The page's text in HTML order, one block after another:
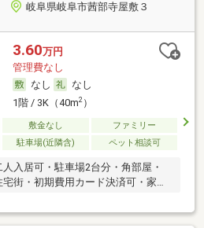
岐阜県岐阜市茜部寺屋敷３
3.60万円
管理費なし
なし
なし
1階 / 3K（40m2）
敷金なし
ファミリー
駐車場(近隣含) ペット相談可
入居可・駐車場2台分・角部屋・
街・初期費用カード決済可・家賃